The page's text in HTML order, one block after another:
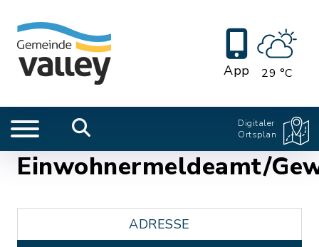
App 29 °C
Digitaler
Ortsplan
Einwohnermeldeamt/
ADRESSE